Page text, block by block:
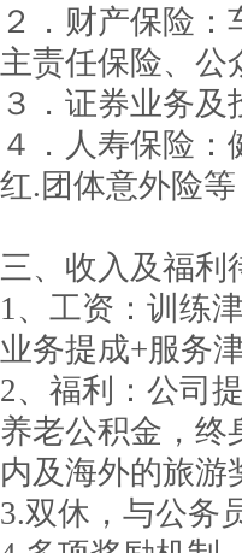
２．财产保险
主责任保险、公
３．证券业务及
４．人寿保险
红.团体意外险等
三、收入及福利
1、工资：训练
业务提成+服务
2、福利：公司
养老公积金，终
内及海外的旅游
3.双休，与公务